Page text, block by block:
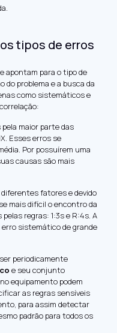
tipos de erros
apontam para o tipo de
do problema e a busca da
como sistemáticos e
maior parte das
Esses erros se
Por possuírem uma
causas são mais
fatores e devido
mais difícil o encontro da
regras: 1:3s e R:4s. A
sistemático de grande
periodicamente
e seu conjunto
equipamento podem
as regras sensíveis
para assim detectar
padrão para todos os